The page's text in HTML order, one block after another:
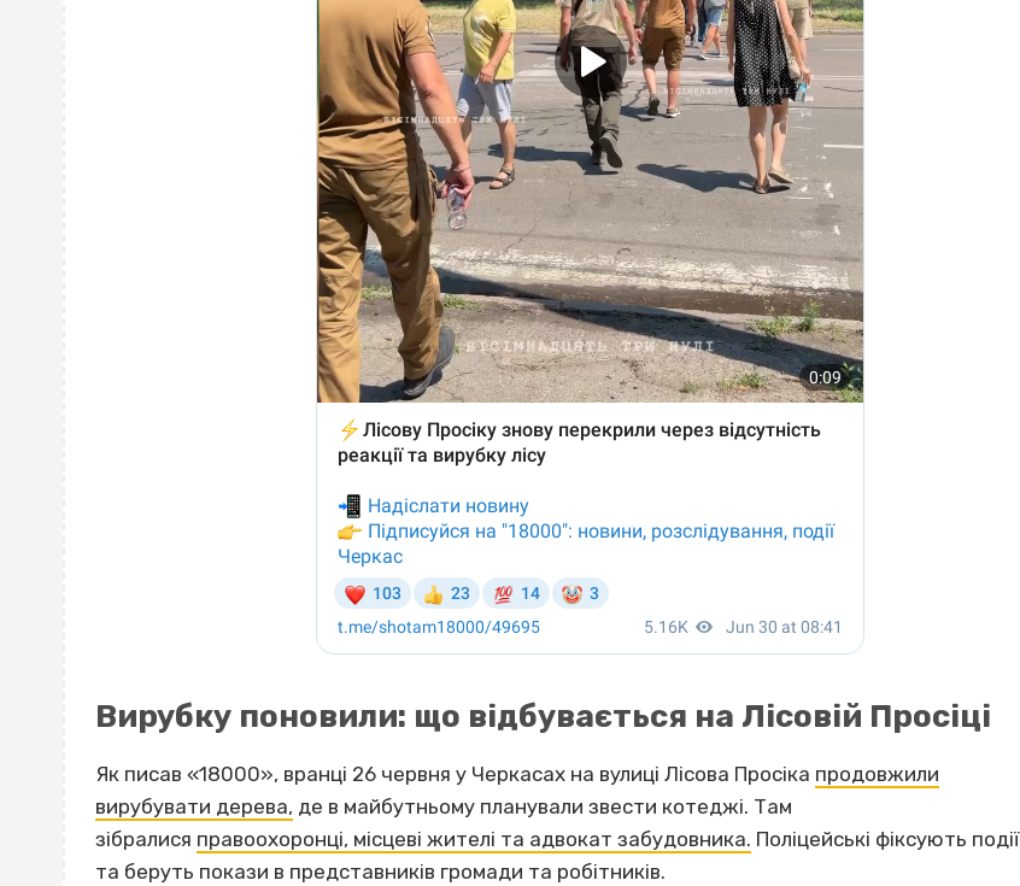
Вирубку поновили: що відбувається на Лісовій Просіці
Як писав «18000», вранці 26 червня у Черкасах на вулиці Лісова Просіка продовжили
вирубувати дерева, де в майбутньому планували звести котеджі. Там
зібралися правоохоронці, місцеві жителі та адвокат забудовника. Поліцейські фіксують події
та беруть покази в представників громади та робітників.